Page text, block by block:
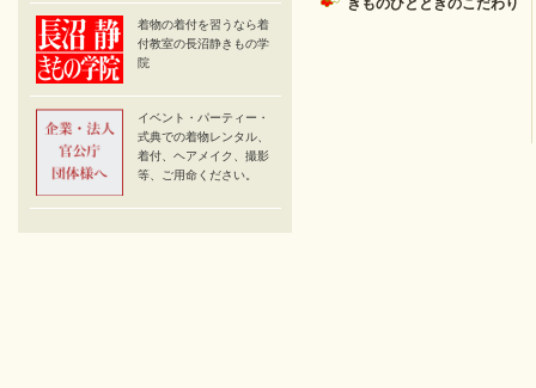
着物の着付を習うなら着
付教室の長沼静きもの学
院
イベント・パーティー・
式典での着物レンタル、
着付、ヘアメイク、撮影
等、ご用命ください。